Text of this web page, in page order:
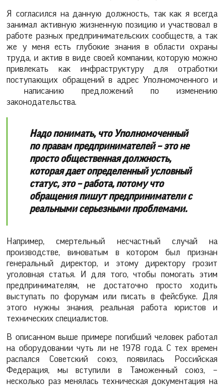
Я согласился на данную должность, так как я всегда
занимал активную жизненную позицию и участвовал в
работе разных предпринимательских сообществ, а так
же у меня есть глубокие знания в области охраны
труда, и актив в виде своей компании, которую можно
привлекать как инфраструктуру для отработки
поступающих обращений в адрес Уполномоченного и
написанию предложений по изменению
законодательства.
Надо понимать, что Уполномоченный
по правам предпринимателей – это не
просто общественная должность,
которая дает определенный условный
статус, это – работа, потому что
обращения пишут предприниматели с
реальными серьезными проблемами.
Например, смертельный несчастный случай на
производстве, виноватым в котором был признан
генеральный директор, и этому директору грозит
уголовная статья. И для того, чтобы помогать этим
предпринимателям, не достаточно просто ходить
выступать по форумам или писать в фейсбуке. Для
этого нужны знания, реальная работа юристов и
технических специалистов.
В описанном выше примере погибший человек работал
на оборудовании чуть ли не 1978 года. С тех времен
распался Советский союз, появилась Российская
Федерация, мы вступили в Таможенный союз, –
несколько раз менялась техническая документация на